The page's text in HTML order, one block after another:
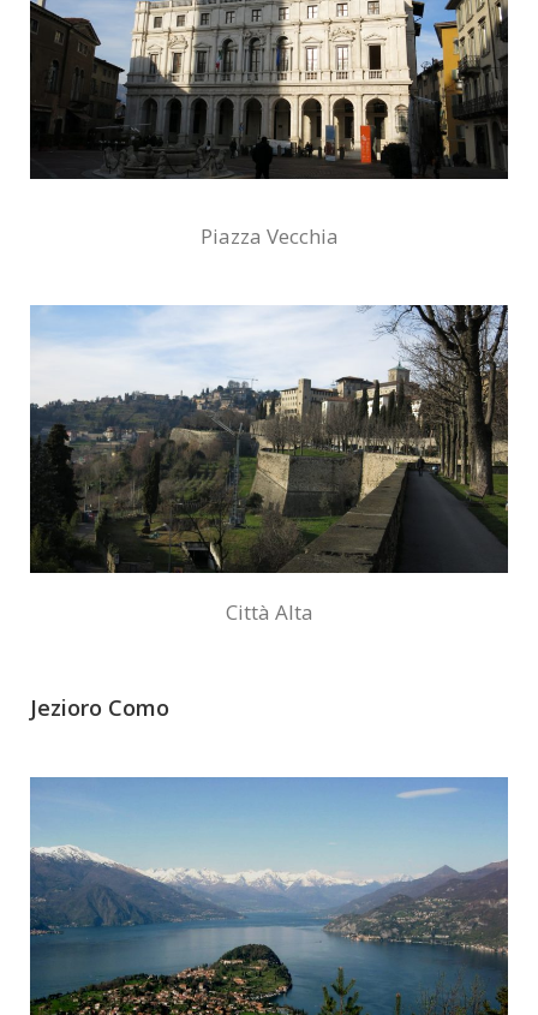
Piazza Vecchia
Città Alta
Jezioro Como